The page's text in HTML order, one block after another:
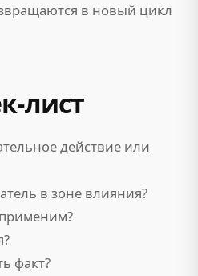
в новый цикл
лист
действие или
в зоне влияния?
факт?